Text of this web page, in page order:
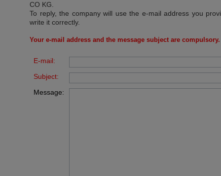
CO KG
To reply, the company will use the e-mail address you
write it correctly.
Your e-mail address and the message subject are compulsory.
E-mail:
Subject:
Message: